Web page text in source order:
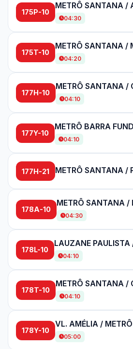
175P-10
04:30
175T-10
04:20
177H-10
04:10
177Y-10
04:10
177H-21
178A-10
METRÔ SANTANA /
04:30
178L-10
04:10
178T-10
METRÔ SANTANA /
04:10
178Y-10
05:00